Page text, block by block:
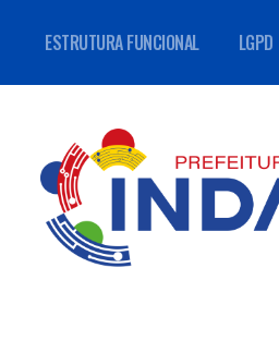
ESTRUTURA FUNCIONAL LGPD